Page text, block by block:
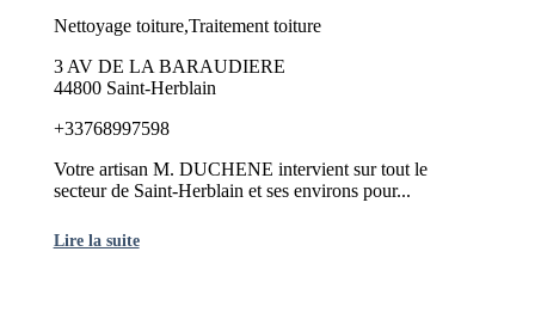
Nettoyage toiture,Traitement toiture
3 AV DE LA BARAUDIERE
44800 Saint-Herblain
+33768997598
Votre artisan M. DUCHENE intervient sur tout le
secteur de Saint-Herblain et ses environs pour...
Lire la suite